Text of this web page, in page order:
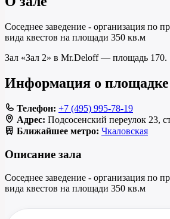
Соседнее заведение - организация по
вида квестов на площади 350 кв.м
Зал «Зал 2» в Mr.Deloff — площадь 170.
Информация о площадке
Телефон: +7 (495) 995-78-19
Адрес: Подсосенский переулок 23,
Ближайшее метро: Чкаловская
Описание зала
Соседнее заведение - организация по
вида квестов на площади 350 кв.м